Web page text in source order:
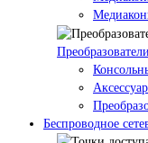
Беспроводное